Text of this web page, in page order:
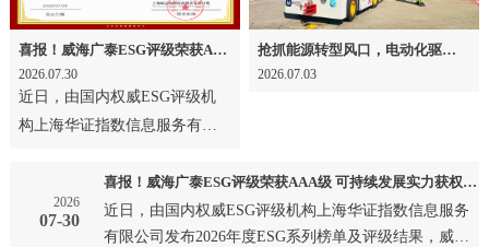
喜报！威海广泰ESG评级荣获AAA级 可持续发展实力获权威认可
2026.07.30
近日，由国内权威ESG评级机
构上海华证指数信息服务有限
单及评级结果，威海广泰成
功…
抢抓能源转型风口，电动化驱动威海广泰欧洲业务腾飞
2026.07.03
2026
07-30
喜报！威海广泰ESG评级荣获AAA级 可持续发展实力获权威认可
近日，由国内权威ESG评级机构上海华证指数信息服务
有限公司发布2026年度ESG系列榜单及评级结果，威海